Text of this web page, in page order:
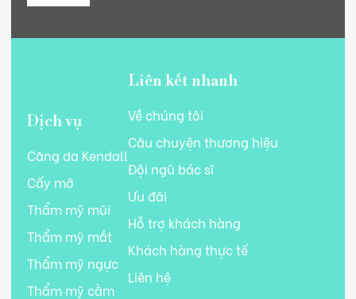
Dịch vụ
Căng da Kendall
Cấy mỡ
Thẩm mỹ mũi
Thẩm mỹ mắt
Thẩm mỹ ngực
Thẩm mỹ cằm
Liên kết nhanh
Về chúng tôi
Câu chuyện thương hiệu
Đội ngũ bác sĩ
Ưu đãi
Hỗ trợ khách hàng
Khách hàng thực tế
Liên hệ